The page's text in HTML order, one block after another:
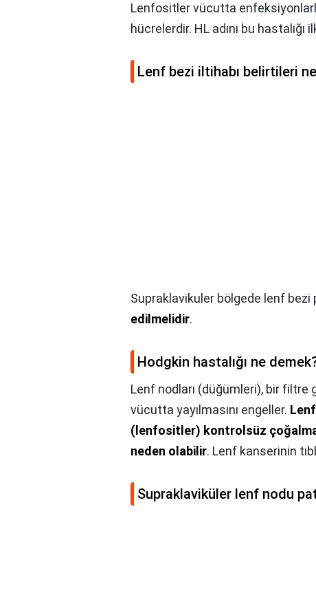
Lenfositler vücutta
hücrelerdir. HL adını bu
Lenf bezi iltihabı belirtileri
Supraklavikuler bölgede lenf bezi
edilmelidir.
Hodgkin hastalığı ne
Lenf nodları (düğümleri), bir
vücutta yayılmasını engeller.
(lenfositler) kontrolsüz
neden olabilir. Lenf kanserinin
Supraklaviküler lenf nodu